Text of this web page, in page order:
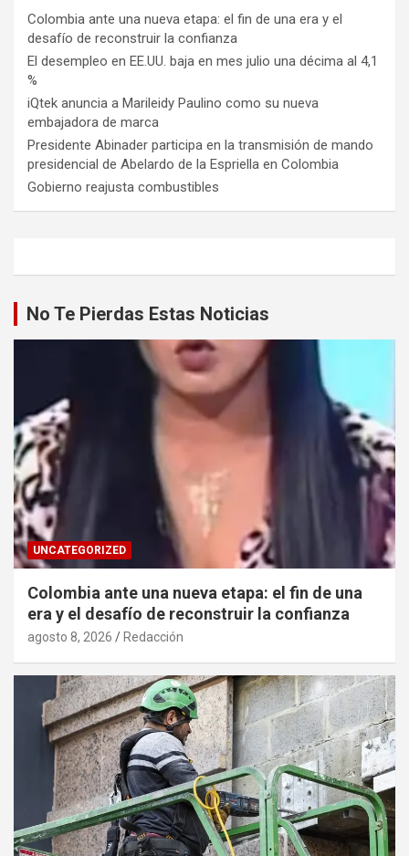
Colombia ante una nueva etapa: el fin de una era y el
desafío de reconstruir la confianza
El desempleo en EE.UU. baja en mes julio una décima al 4,1
%
iQtek anuncia a Marileidy Paulino como su nueva
embajadora de marca
Presidente Abinader participa en la transmisión de mando
presidencial de Abelardo de la Espriella en Colombia
Gobierno reajusta combustibles
No Te Pierdas Estas Noticias
UNCATEGORIZED
Colombia ante una nueva etapa: el fin de una
era y el desafío de reconstruir la confianza
agosto 8, 2026 Redacción